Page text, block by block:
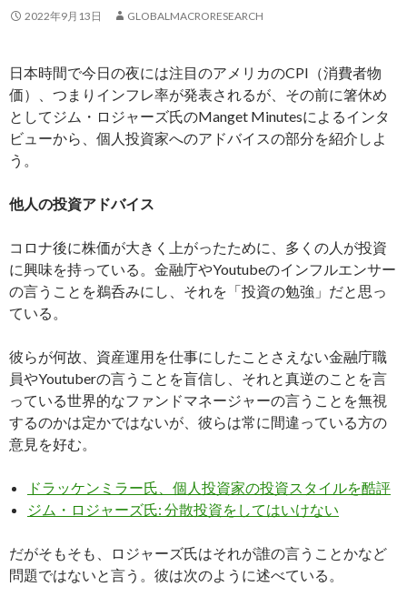
2022年9月13日 GLOBALMACRORESEARCH
日本時間で今日の夜には注目のアメリカのCPI（消費者物
価）、つまりインフレ率が発表されるが、その前に箸休め
としてジム・ロジャーズ氏のManget Minutesによるインタ
ビューから、個人投資家へのアドバイスの部分を紹介しよ
う。
他人の投資アドバイス
コロナ後に株価が大きく上がったために、多くの人が投資
に興味を持っている。金融庁やYoutubeのインフルエンサー
の言うことを鵜呑みにし、それを「投資の勉強」だと思っ
ている。
彼らが何故、資産運用を仕事にしたことさえない金融庁職
員やYoutuberの言うことを盲信し、それと真逆のことを言
っている世界的なファンドマネージャーの言うことを無視
するのかは定かではないが、彼らは常に間違っている方の
意見を好む。
ドラッケンミラー氏、個人投資家の投資スタイルを酷評
ジム・ロジャーズ氏: 分散投資をしてはいけない
だがそもそも、ロジャーズ氏はそれが誰の言うことかなど
問題ではないと言う。彼は次のように述べている。